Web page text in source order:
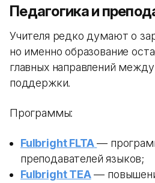
Педагогика и
Учителя редко думают о
но именно образование
главных направлений
поддержки.
Программы:
Fulbright FLTA —
преподавателей языков;
Fulbright TEA—